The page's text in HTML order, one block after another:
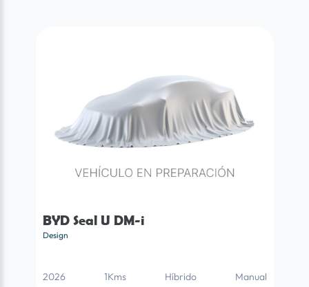
BYD Seal U DM-i
Design
2026 1Kms Híbrido Manual